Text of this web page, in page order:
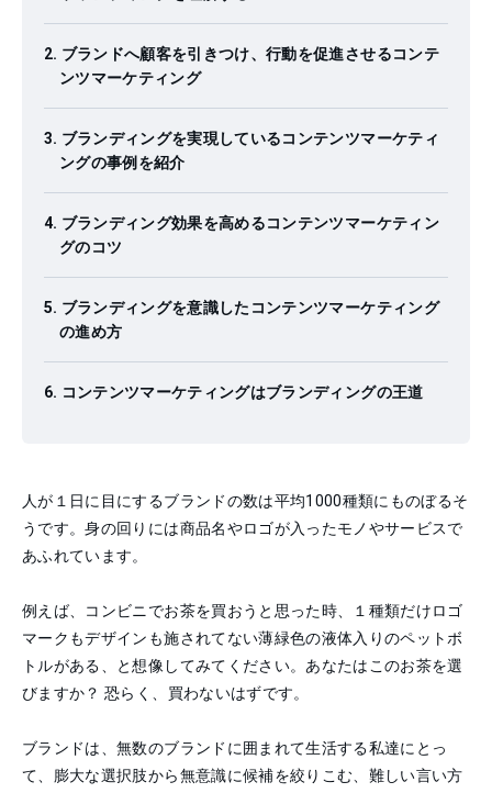
ブランドへ顧客を引きつけ、行動を促進させるコンテ
ンツマーケティング
ブランディングを実現しているコンテンツマーケティ
ングの事例を紹介
ブランディング効果を高めるコンテンツマーケティン
グのコツ
ブランディングを意識したコンテンツマーケティング
の進め方
コンテンツマーケティングはブランディングの王道
人が１日に目にするブランドの数は平均1000種類にものぼるそ
うです。身の回りには商品名やロゴが入ったモノやサービスで
あふれています。
例えば、コンビニでお茶を買おうと思った時、１種類だけロゴ
マークもデザインも施されてない薄緑色の液体入りのペットボ
トルがある、と想像してみてください。あなたはこのお茶を選
びますか？ 恐らく、買わないはずです。
ブランドは、無数のブランドに囲まれて生活する私達にとっ
て、膨大な選択肢から無意識に候補を絞りこむ、難しい言い方